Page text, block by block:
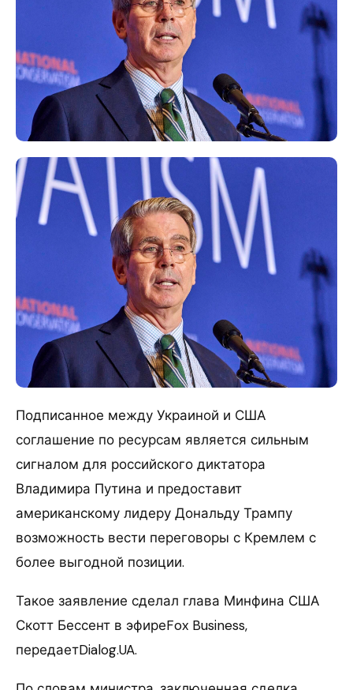
Подписанное между Украиной и США
соглашение по ресурсам является сильным
сигналом для российского диктатора
Владимира Путина и предоставит
американскому лидеру Дональду Трампу
возможность вести переговоры с Кремлем с
более выгодной позиции.
Такое заявление сделал глава Минфина США
Скотт Бессент в эфиреFox Business,
передаетDialog.UA.